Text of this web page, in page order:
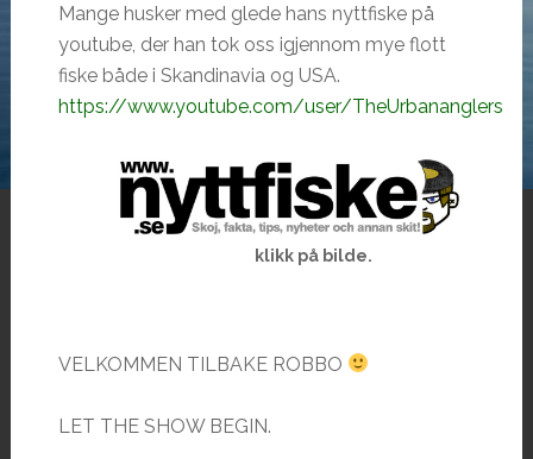
Mange husker med glede hans nyttfiske på
youtube, der han tok oss igjennom mye flott
fiske både i Skandinavia og USA.
https://www.youtube.com/user/TheUrbananglers
klikk på bilde.
VELKOMMEN TILBAKE ROBBO
LET THE SHOW BEGIN.